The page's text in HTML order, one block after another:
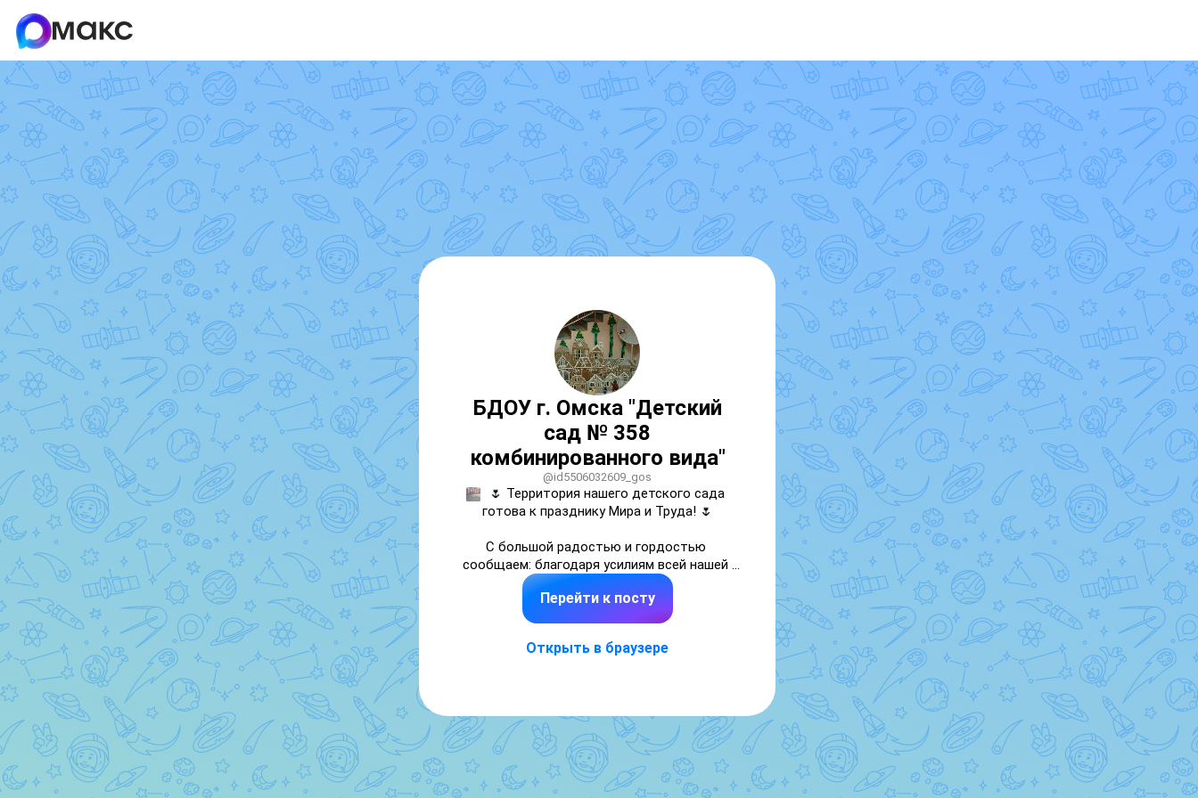
БДОУ г. Омска "Детский
сад № 358
комбинированного вида"
@id5506032609_gos
🌷 Территория нашего детского сада
готова к празднику Мира и Труда! 🌷
С большой радостью и гордостью
сообщаем: благодаря усилиям всей нашей
команды территория детского сада
преобразилась! 🤩
субботник, чтобы сделать наш садик ещё
и гармонии. 🌸
Огромное спасибо каждому за участие и
отличную работу! Теперь мы с
Перейти к посту
Открыть в браузере